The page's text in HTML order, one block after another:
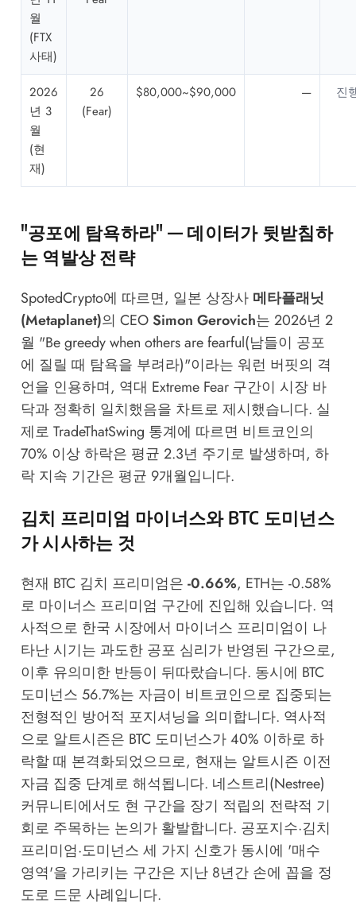
월
(FTX
사태)
2026
년 3
월
(현
재)
26
(Fear)
$80,000~$90,000 — 진
"공포에 탐욕하라" — 데이터가 뒷받침하
는 역발상 전략
SpotedCrypto에 따르면, 일본 상장사 메타플래닛
(Metaplanet)의 CEOSimon Gerovich는 2026년 2
월 "Be greedy when others are fearful(남들이 공포
에 질릴 때 탐욕을 부려라)"이라는 워런 버핏의 격
언을 인용하며, 역대 Extreme Fear 구간이 시장 바
닥과 정확히 일치했음을 차트로 제시했습니다. 실
제로 TradeThatSwing 통계에 따르면 비트코인의
70% 이상 하락은 평균 2.3년 주기로 발생하며, 하
락 지속 기간은 평균 9개월입니다.
김치 프리미엄 마이너스와 BTC 도미넌스
가 시사하는 것
현재 BTC 김치 프리미엄은 -0.66%, ETH는 -0.58%
로 마이너스 프리미엄 구간에 진입해 있습니다. 역
사적으로 한국 시장에서 마이너스 프리미엄이 나
타난 시기는 과도한 공포 심리가 반영된 구간으로,
이후 유의미한 반등이 뒤따랐습니다. 동시에 BTC
도미넌스 56.7%는 자금이 비트코인으로 집중되는
전형적인 방어적 포지셔닝을 의미합니다. 역사적
으로 알트시즌은 BTC 도미넌스가 40% 이하로 하
락할 때 본격화되었으므로, 현재는 알트시즌 이전
자금 집중 단계로 해석됩니다. 네스트리(Nestree)
커뮤니티에서도 현 구간을 장기 적립의 전략적 기
회로 주목하는 논의가 활발합니다. 공포지수·김치
프리미엄·도미넌스 세 가지 신호가 동시에 '매수
영역'을 가리키는 구간은 지난 8년간 손에 꼽을 정
도로 드문 사례입니다.